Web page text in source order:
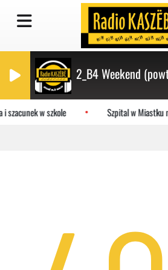
2_B4 Weekend
szacunek w szkole Szpital w Miastku